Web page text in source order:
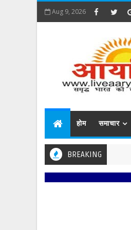
Aug 9, 2026
होम समाचार
BREAKING